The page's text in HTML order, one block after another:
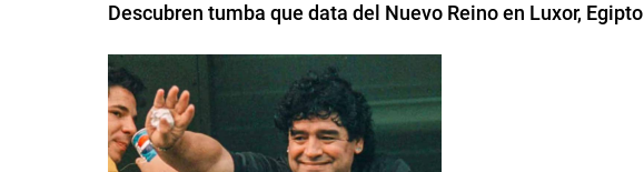
Descubren tumba que data del Nuevo Reino en Luxor, Egipto